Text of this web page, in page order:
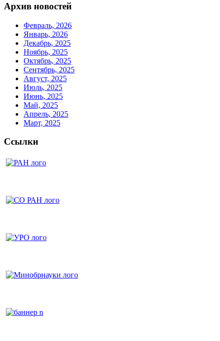
Архив новостей
Февраль, 2026
Январь, 2026
Декабрь, 2025
Ноябрь, 2025
Октябрь, 2025
Сентябрь, 2025
Август, 2025
Июль, 2025
Июнь, 2025
Май, 2025
Апрель, 2025
Март, 2025
Ссылки